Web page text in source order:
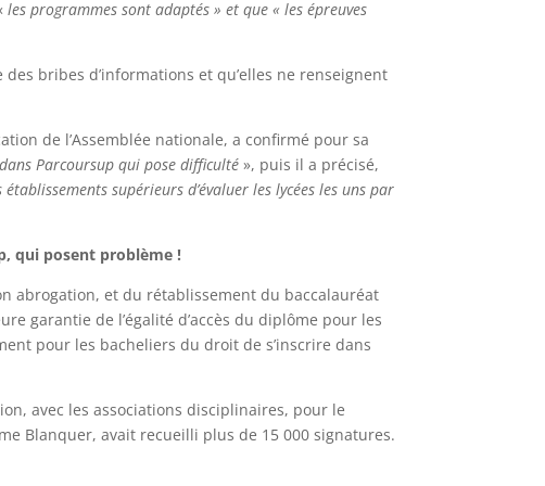
les programmes sont adaptés » et que « les épreuves
bribes d’informations et qu’elles ne renseignent
de l’Assemblée nationale, a confirmé pour sa
Parcoursup qui pose difficulté », puis il a précisé,
supérieurs d’évaluer les lycées les uns par
qui posent problème !
abrogation, et du rétablissement du baccalauréat
garantie de l’égalité d’accès du diplôme pour les
pour les bacheliers du droit de s’inscrire dans
avec les associations disciplinaires, pour le
Blanquer, avait recueilli plus de 15 000 signatures.